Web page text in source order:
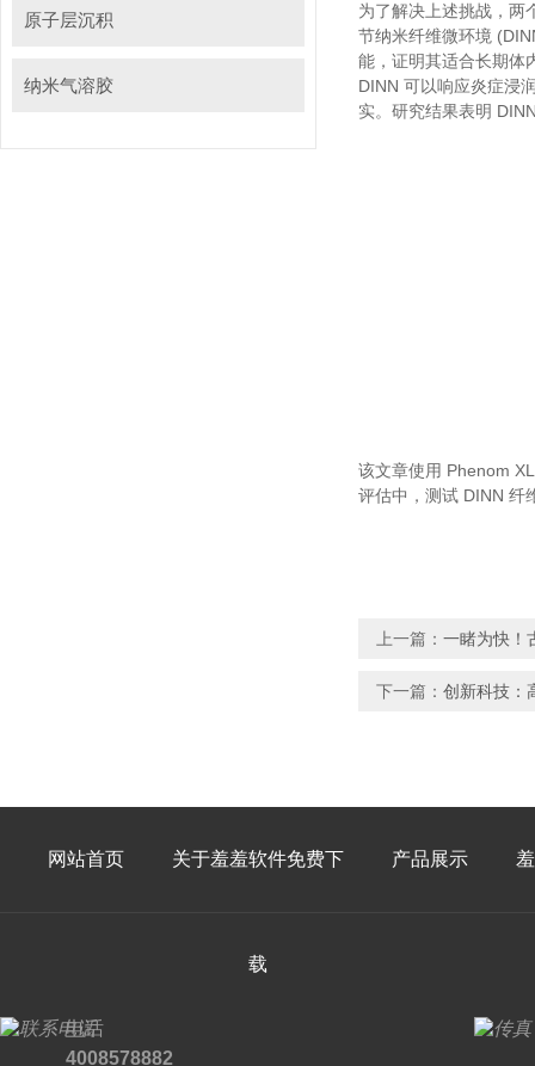
原子层沉积
纳米气溶胶
为了解决上述挑战，
节纳米纤维微环境
能，证明其适合长期
DINN 可以响应炎症浸
实。研究结果表明
该文章使用 Phenom XL
评估中，测试 DINN
上一篇： 一睹为快
下一篇： 创新科技
网站首页 关于羞羞软件免费下
载
产品展示
电话
4008578882